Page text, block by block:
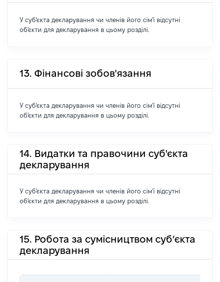
У суб'єкта декларування чи членів його сім'ї відсутні
об'єкти для декларування в цьому розділі.
13. Фінансові зобов'язання
У суб'єкта декларування чи членів його сім'ї відсутні
об'єкти для декларування в цьому розділі.
14. Видатки та правочини суб'єкта
декларування
У суб'єкта декларування чи членів його сім'ї відсутні
об'єкти для декларування в цьому розділі.
15. Робота за сумісництвом суб’єкта
декларування